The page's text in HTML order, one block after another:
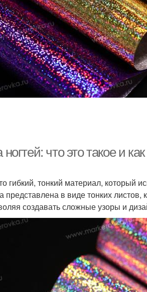
что это такое и
гибкий, тонкий материал, который
в виде тонких
создавать сложные узоры и